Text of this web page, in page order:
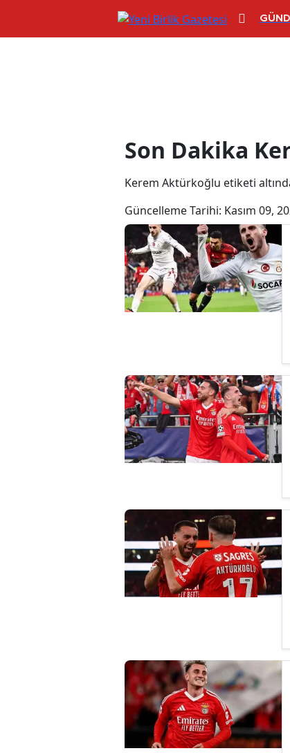
Son Dakika
Kerem Aktürkoğlu etiketi
Güncelleme Tarihi: Kasım 09,